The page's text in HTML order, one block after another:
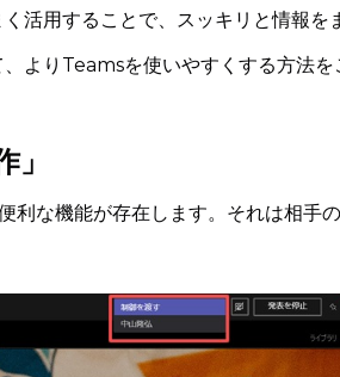
活用することで、スッキリと情報を
よりTeamsを使いやすくする方法を
な機能が存在します。それは相手